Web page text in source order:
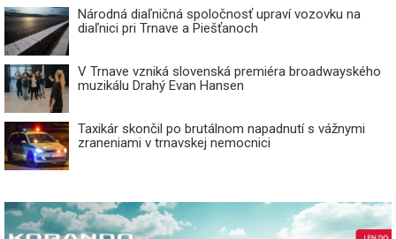
Národná diaľničná spoločnosť upraví vozovku na
diaľnici pri Trnave a Piešťanoch
V Trnave vzniká slovenská premiéra broadwayského
muzikálu Drahý Evan Hansen
Taxikár skončil po brutálnom napadnutí s vážnymi
zraneniami v trnavskej nemocnici